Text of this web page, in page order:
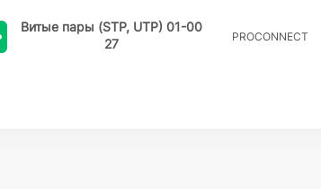
Витые пары (STP, UTP) 01-00
27
PROCONNECT